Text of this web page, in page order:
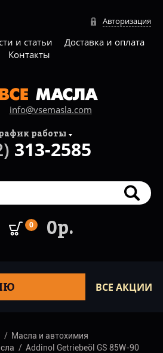
Авторизация
и статьи
Доставка и оплата
Контакты
info@vsemasla.com
0 0р.
работы
313-2585
ВСЕ АКЦИИ
Масла и автохимия
Addinol Getriebeöl GS 85W-90